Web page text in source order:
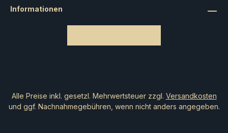
Informationen
Alle Preise inkl. gesetzl. Mehrwertsteuer zzgl. Versandkosten
und ggf. Nachnahmegebühren, wenn nicht anders angegeben.